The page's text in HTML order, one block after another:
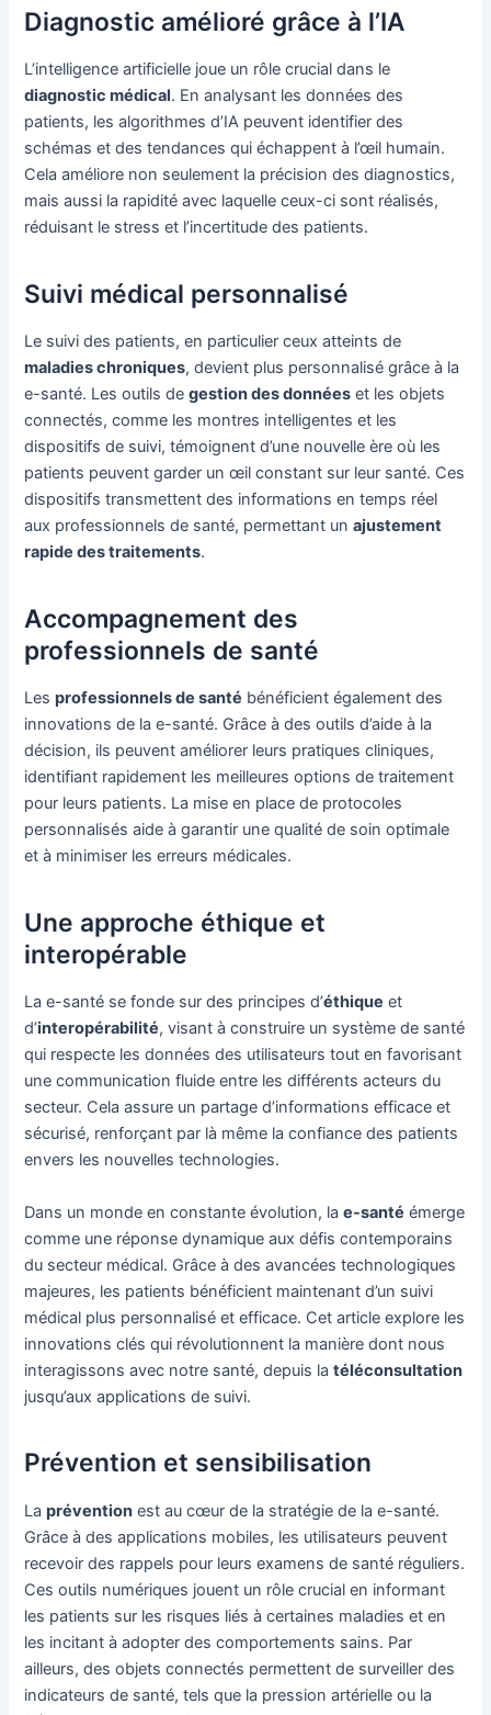
Diagnostic amélioré grâce à l’IA
L’intelligence artificielle joue un rôle crucial dans le
diagnostic médical. En analysant les données des
patients, les algorithmes d’IA peuvent identifier des
schémas et des tendances qui échappent à l’œil humain.
Cela améliore non seulement la précision des diagnostics,
mais aussi la rapidité avec laquelle ceux-ci sont réalisés,
réduisant le stress et l’incertitude des patients.
Suivi médical personnalisé
Le suivi des patients, en particulier ceux atteints de
maladies chroniques, devient plus personnalisé grâce à la
e-santé. Les outils degestion des données et les objets
connectés, comme les montres intelligentes et les
dispositifs de suivi, témoignent d’une nouvelle ère où les
patients peuvent garder un œil constant sur leur santé. Ces
dispositifs transmettent des informations en temps réel
aux professionnels de santé, permettant unajustement
rapide des traitements.
Accompagnement des
professionnels de santé
Lesprofessionnels de santé bénéficient également des
innovations de la e-santé. Grâce à des outils d’aide à la
décision, ils peuvent améliorer leurs pratiques cliniques,
identifiant rapidement les meilleures options de traitement
pour leurs patients. La mise en place de protocoles
personnalisés aide à garantir une qualité de soin optimale
et à minimiser les erreurs médicales.
Une approche éthique et
interopérable
La e-santé se fonde sur des principes d’éthique et
d’interopérabilité, visant à construire un système de santé
qui respecte les données des utilisateurs tout en favorisant
une communication fluide entre les différents acteurs du
secteur. Cela assure un partage d’informations efficace et
sécurisé, renforçant par là même la confiance des patients
envers les nouvelles technologies.
Dans un monde en constante évolution, lae-santé émerge
comme une réponse dynamique aux défis contemporains
du secteur médical. Grâce à des avancées technologiques
majeures, les patients bénéficient maintenant d’un suivi
médical plus personnalisé et efficace. Cet article explore les
innovations clés qui révolutionnent la manière dont nous
interagissons avec notre santé, depuis latéléconsultation
jusqu’aux applications de suivi.
Prévention et sensibilisation
Laprévention est au cœur de la stratégie de la e-santé.
Grâce à des applications mobiles, les utilisateurs peuvent
recevoir des rappels pour leurs examens de santé réguliers.
Ces outils numériques jouent un rôle crucial en informant
les patients sur les risques liés à certaines maladies et en
les incitant à adopter des comportements sains. Par
ailleurs, des objets connectés permettent de surveiller des
indicateurs de santé, tels que la pression artérielle ou la